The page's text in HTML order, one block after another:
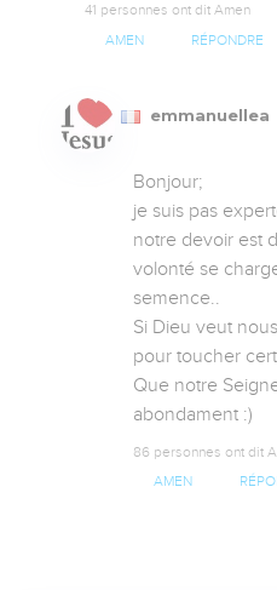
41 personnes ont dit Amen
AMEN RÉPONDRE
emmanuellea
Bonjour;
je suis pas
notre devoir est
volonté se
semence..
Si Dieu veut
pour toucher
Que notre
abondament :)
86 personnes ont dit
AMEN